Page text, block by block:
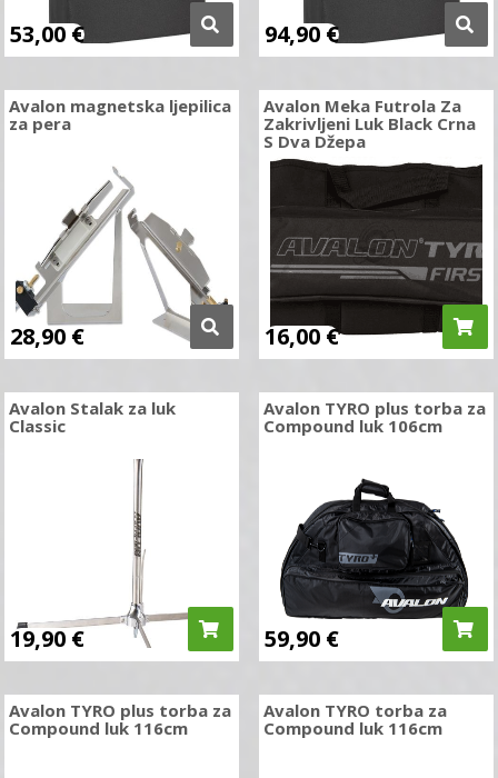
53,00 € 94,90 €
Avalon magnetska ljepilica
za pera
28,90 €
Avalon Meka Futrola Za
Zakrivljeni Luk Black Crna
S Dva Džepa
16,00 €
Avalon Stalak za luk
Classic
19,90 €
Avalon TYRO plus torba za
Compound luk 106cm
59,90 €
Avalon TYRO plus torba za
Compound luk 116cm
Avalon TYRO torba za
Compound luk 116cm